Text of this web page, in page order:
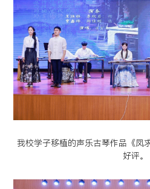
我校学子移植的声乐古琴作品《凤
好评。